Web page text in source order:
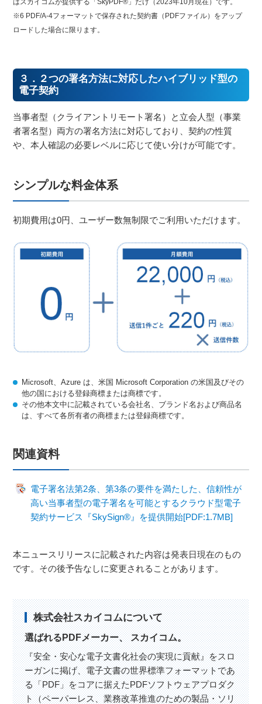
はスカイコムが提供する「SkyPDF®」だけ（2023年10月現在）です。
※6 PDF/A-4フォーマットで保存された契約書（PDFファイル）をアップ
ロードした場合に限ります。
３．２つの署名方法に対応したハイブリッド型の
電子契約
当事者型（クライアントリモート署名）と立会人型（事業
者署名型）両方の署名方法に対応しており、契約の性質
や、本人確認の必要レベルに応じて使い分けが可能です。
シンプルな料金体系
初期費用は0円、ユーザー数無制限でご利用いただけます。
Microsoft、Azure は、米国 Microsoft Corporation の米国及びその
他の国における登録商標または商標です。
その他本文中に記載されている会社名、ブランド名および商品名
は、すべて各所有者の商標または登録商標です。
関連資料
電子署名法第2条、第3条の要件を満たした、信頼性が
高い当事者型の電子署名を可能とするクラウド型電子
契約サービス『SkySign®』を提供開始[PDF:1.7MB]
本ニュースリリースに記載された内容は発表日現在のもの
です。その後予告なしに変更されることがあります。
株式会社スカイコムについて
選ばれるPDFメーカー、 スカイコム。
『安全・安心な電子文書化社会の実現に貢献』をスロ
ーガンに掲げ、電子文書の世界標準フォーマットであ
る「PDF」をコアに据えたPDFソフトウェアプロダク
ト（ペーパーレス、業務改革推進のための製品・ソリ